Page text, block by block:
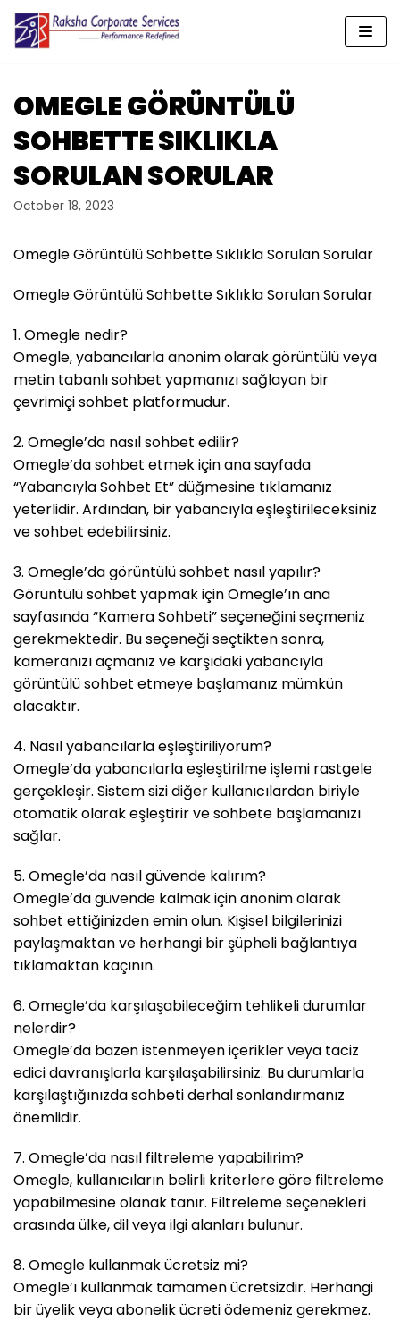
Skip
content
OMEGLE GÖRÜNTÜLÜ
SOHBETTE SIKLIKLA
SORULAN SORULAR
October 18, 2023
Omegle Görüntülü Sohbette Sıklıkla Sorulan Sorular
Omegle Görüntülü Sohbette Sıklıkla Sorulan Sorular
1. Omegle nedir?
Omegle, yabancılarla anonim olarak görüntülü veya
metin tabanlı sohbet yapmanızı sağlayan bir
çevrimiçi sohbet platformudur.
2. Omegle’da nasıl sohbet edilir?
Omegle’da sohbet etmek için ana sayfada
“Yabancıyla Sohbet Et” düğmesine tıklamanız
yeterlidir. Ardından, bir yabancıyla eşleştirileceksiniz
ve sohbet edebilirsiniz.
3. Omegle’da görüntülü sohbet nasıl yapılır?
Görüntülü sohbet yapmak için Omegle’ın ana
sayfasında “Kamera Sohbeti” seçeneğini seçmeniz
gerekmektedir. Bu seçeneği seçtikten sonra,
kameranızı açmanız ve karşıdaki yabancıyla
görüntülü sohbet etmeye başlamanız mümkün
olacaktır.
4. Nasıl yabancılarla eşleştiriliyorum?
Omegle’da yabancılarla eşleştirilme işlemi rastgele
gerçekleşir. Sistem sizi diğer kullanıcılardan biriyle
otomatik olarak eşleştirir ve sohbete başlamanızı
sağlar.
5. Omegle’da nasıl güvende kalırım?
Omegle’da güvende kalmak için anonim olarak
sohbet ettiğinizden emin olun. Kişisel bilgilerinizi
paylaşmaktan ve herhangi bir şüpheli bağlantıya
tıklamaktan kaçının.
6. Omegle’da karşılaşabileceğim tehlikeli durumlar
nelerdir?
Omegle’da bazen istenmeyen içerikler veya taciz
edici davranışlarla karşılaşabilirsiniz. Bu durumlarla
karşılaştığınızda sohbeti derhal sonlandırmanız
önemlidir.
7. Omegle’da nasıl filtreleme yapabilirim?
Omegle, kullanıcıların belirli kriterlere göre filtreleme
yapabilmesine olanak tanır. Filtreleme seçenekleri
arasında ülke, dil veya ilgi alanları bulunur.
8. Omegle kullanmak ücretsiz mi?
Omegle’ı kullanmak tamamen ücretsizdir. Herhangi
bir üyelik veya abonelik ücreti ödemeniz gerekmez.